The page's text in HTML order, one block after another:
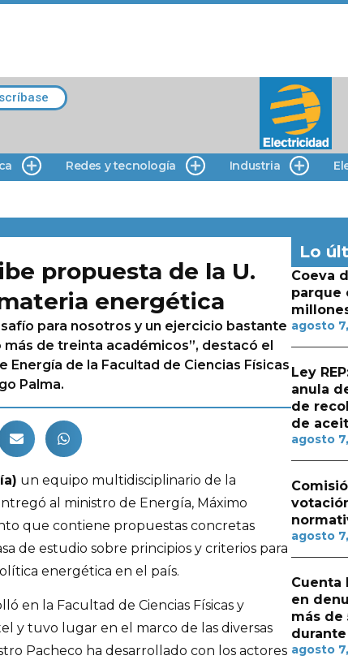
Redes y tecnología Industria
propuesta de la U.
energética
para nosotros y un ejercicio bastante
de treinta académicos”, destacó el
Energía de la Facultad de Ciencias Físicas
Palma.
un equipo multidisciplinario de la
al ministro de Energía, Máximo
que contiene propuestas concretas
de estudio sobre principios y criterios para
energética en el país.
en la Facultad de Ciencias Físicas y
y tuvo lugar en el marco de las diversas
Pacheco ha desarrollado con los actores
Lo
Coeva
parque
agosto
Ley
anula
de
de
agosto
agosto
Cuenta
en
más de
durante
agosto